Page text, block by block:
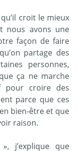
croit le mieux
nous avons une
façon de faire
partage des
personnes,
ça ne marche
pour croire des
parce que ces
bien-être et que
raison.
j’explique que